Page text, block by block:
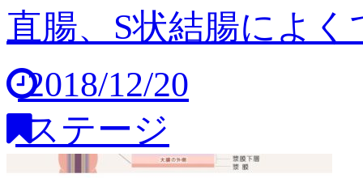
直腸、S状結腸によ
2018/12/20
ステージ